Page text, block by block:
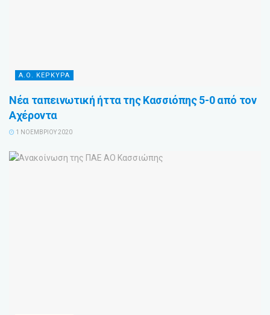
Α.Ο. ΚΕΡΚΥΡΑ
Νέα ταπεινωτική ήττα της Κασσιόπης 5-0 από τον
Αχέροντα
1 ΝΟΕΜΒΡΊΟΥ 2020